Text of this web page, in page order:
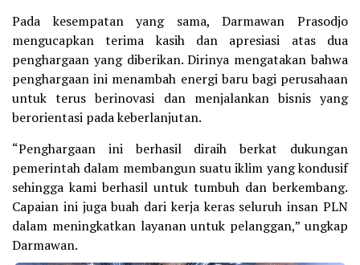
Pada kesempatan yang sama, Darmawan Prasodjo
mengucapkan terima kasih dan apresiasi atas dua
penghargaan yang diberikan. Dirinya mengatakan bahwa
penghargaan ini menambah energi baru bagi perusahaan
untuk terus berinovasi dan menjalankan bisnis yang
berorientasi pada keberlanjutan.
“Penghargaan ini berhasil diraih berkat dukungan
pemerintah dalam membangun suatu iklim yang kondusif
sehingga kami berhasil untuk tumbuh dan berkembang.
Capaian ini juga buah dari kerja keras seluruh insan PLN
dalam meningkatkan layanan untuk pelanggan,” ungkap
Darmawan.